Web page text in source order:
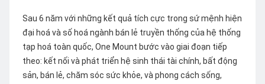
Sau 6 năm với những kết quả tích cực trong sứ mệnh hiện
đại hoá và số hoá ngành bán lẻ truyền thống của hệ thống
tạp hoá toàn quốc, One Mount bước vào giai đoạn tiếp
theo: kết nối và phát triển hệ sinh thái tài chính, bất động
sản, bán lẻ, chăm sóc sức khỏe, và phong cách sống,